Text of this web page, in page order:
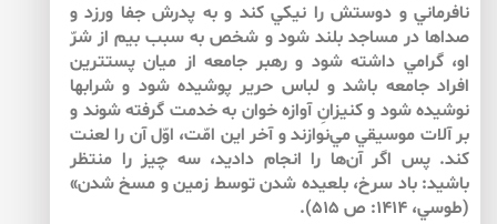
نافرماني و دوستش را نيكي كند و به پدرش جفا ورزد و
صداها در مساجد بلند شود و شخص به سبب بيم از شرّ
او، گرامي داشته شود و رهبر جامعه از ميان پست­ترين
افراد جامعه باشد و لباس حرير پوشيده شود و شراب­ها
نوشيده شود و كنيزانِ آوازه خوان به خدمت گرفته شوند و
بر آلات موسيقي مي‌نوازند و آخر اين امّت، اوّل آن را لعنت
كند. پس اگر آن‌ها را انجام داديد، سه چيز را منتظر
باشيد: باد سرخ، بلعيده شدن توسط زمين و مسخ شدن»
(طوسي، 1414: ص 515).